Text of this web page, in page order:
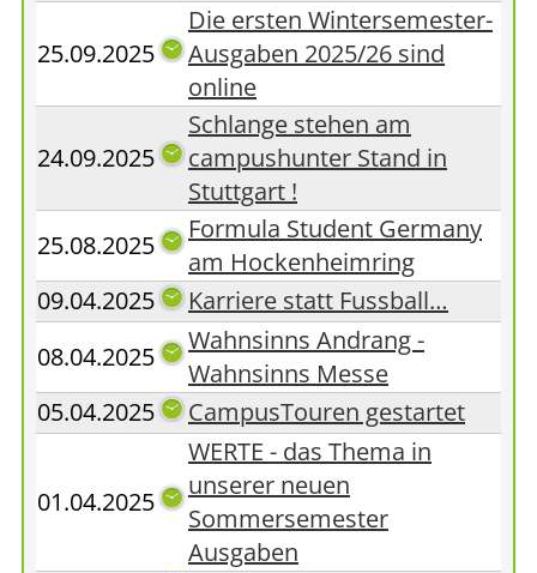
25.09.2025
Die ersten Wintersemester-
Ausgaben 2025/26 sind
online
24.09.2025
Schlange stehen am
campushunter Stand in
Stuttgart !
25.08.2025
Formula Student Germany
am Hockenheimring
09.04.2025
Karriere statt Fussball…
08.04.2025
Wahnsinns Andrang -
Wahnsinns Messe
05.04.2025
CampusTouren gestartet
01.04.2025
WERTE - das Thema in
unserer neuen
Sommersemester
Ausgaben